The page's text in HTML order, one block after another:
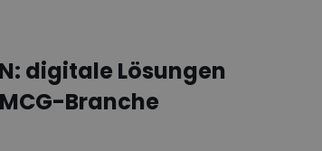
digitale Lösungen
Branche